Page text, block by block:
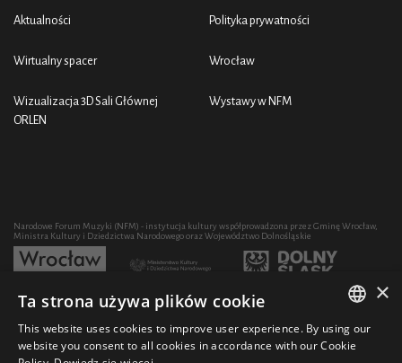
Aktualności
Wirtualny spacer
Wizualizacja 3D Sali Głównej
ORLEN
Polityka prywatności
Wrocław
Wystawy w NFM
Narodowe Forum Muzyki (NFM) - instytucja kultury współprowadzona przez Gminę Wrocław,
Ministra Kultury i Dziedzictwa Narodowego oraz Województwo Dolnośląskie
Rozwój działalności artystycznej i edukacyjnej NFM poprzez zakup sprzętu współfinansowany
POLISH
×
Ta strona używa plików cookie
This website uses cookies to improve user experience. By using our
website you consent to all cookies in accordance with our Cookie